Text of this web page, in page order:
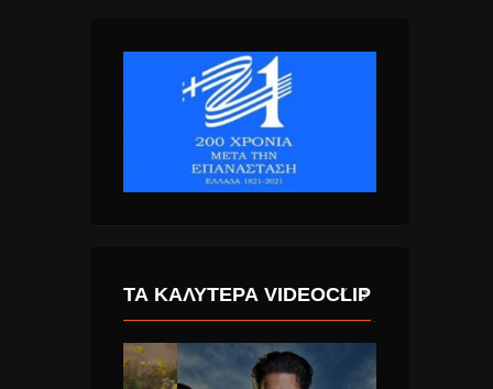
ΤΑ ΚΑΛΎΤΕΡΑ VIDEOCLIP